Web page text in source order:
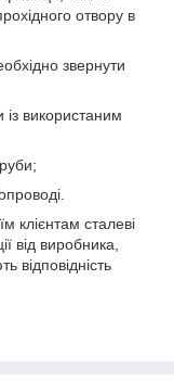
отвору в
звернути
із використаним
клієнтам сталеві
від виробника,
відповідність